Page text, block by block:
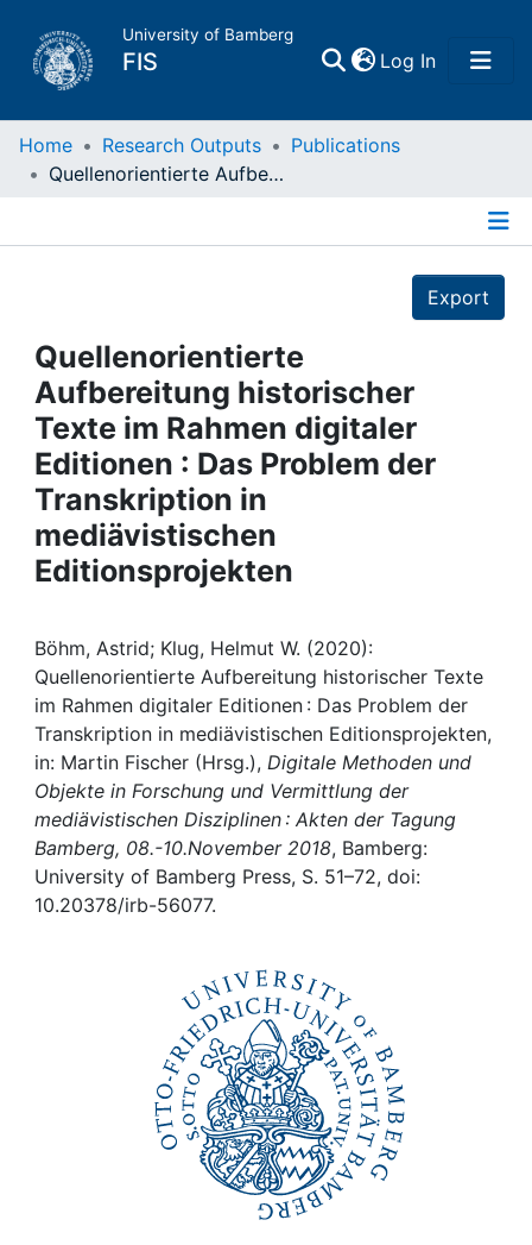
University of Bamberg
FIS Log In(current)
Home
Projects
People
Institutions
Awards
Help
Home Research Outputs
Publications
Quellenorientierte Aufbereitung historischer Texte im Rahmen digitaler Editionen : Das Problem der Transkription in mediävistischen Editionsprojekten
Export
Quellenorientierte
Aufbereitung historischer
Texte im Rahmen digitaler
Editionen : Das Problem der
Transkription in
mediävistischen
Editionsprojekten
Böhm, Astrid; Klug, Helmut W. (2020):
Quellenorientierte Aufbereitung historischer Texte
im Rahmen digitaler Editionen : Das Problem der
Transkription in mediävistischen Editionsprojekten,
in: Martin Fischer (Hrsg.), Digitale Methoden und
Objekte in Forschung und Vermittlung der
mediävistischen Disziplinen : Akten der Tagung
Bamberg, 08.-10.November 2018, Bamberg:
University of Bamberg Press, S. 51–72, doi:
10.20378/irb-56077.